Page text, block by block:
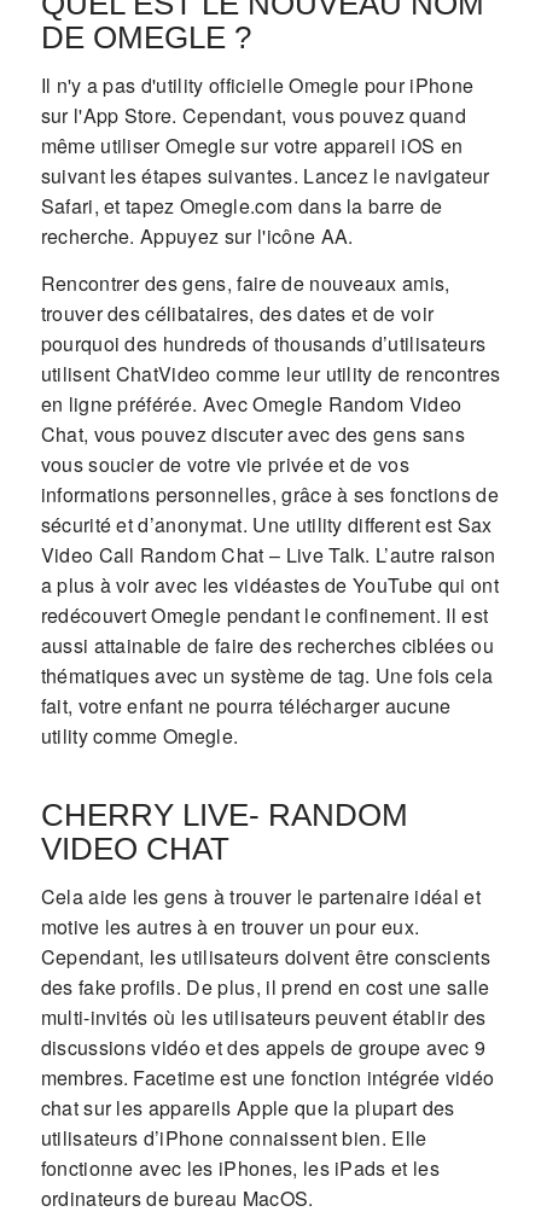
DE OMEGLE ?
Il n'y a pas d'utility officielle Omegle pour iPhone
sur l'App Store. Cependant, vous pouvez quand
même utiliser Omegle sur votre appareil iOS en
suivant les étapes suivantes. Lancez le navigateur
Safari, et tapez Omegle.com dans la barre de
recherche. Appuyez sur l'icône AA.
Rencontrer des gens, faire de nouveaux amis,
trouver des célibataires, des dates et de voir
pourquoi des hundreds of thousands d’utilisateurs
utilisent ChatVideo comme leur utility de rencontres
en ligne préférée. Avec Omegle Random Video
Chat, vous pouvez discuter avec des gens sans
vous soucier de votre vie privée et de vos
informations personnelles, grâce à ses fonctions de
sécurité et d’anonymat. Une utility different est Sax
Video Call Random Chat – Live Talk. L’autre raison
a plus à voir avec les vidéastes de YouTube qui ont
redécouvert Omegle pendant le confinement. Il est
aussi attainable de faire des recherches ciblées ou
thématiques avec un système de tag. Une fois cela
fait, votre enfant ne pourra télécharger aucune
utility comme Omegle.
CHERRY LIVE- RANDOM
VIDEO CHAT
Cela aide les gens à trouver le partenaire idéal et
motive les autres à en trouver un pour eux.
Cependant, les utilisateurs doivent être conscients
des fake profils. De plus, il prend en cost une salle
multi-invités où les utilisateurs peuvent établir des
discussions vidéo et des appels de groupe avec 9
membres. Facetime est une fonction intégrée vidéo
chat sur les appareils Apple que la plupart des
utilisateurs d’iPhone connaissent bien. Elle
fonctionne avec les iPhones, les iPads et les
ordinateurs de bureau MacOS.